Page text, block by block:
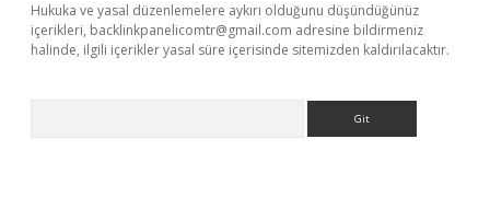
Hukuka ve yasal düzenlemelere aykırı olduğunu düşündüğünüz
içerikleri, backlinkpanelicomtr@gmail.com adresine bildirmeniz
halinde, ilgili içerikler yasal süre içerisinde sitemizden kaldırılacaktır.